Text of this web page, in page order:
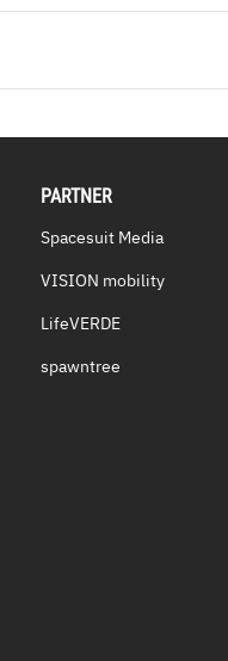
PARTNER
Spacesuit Media
VISION mobility
LifeVERDE
spawntree